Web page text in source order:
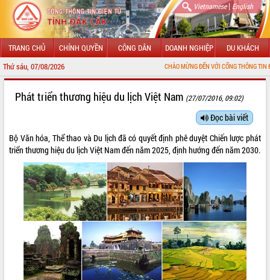
Vietnamese| English
TRANG CHỦ CHÍNH QUYỀN CÔNG DÂN DOANH NGHIỆP DU KHÁCH
Thứ sáu, 07/08/2026 CHÀO MỪNG ĐẾN VỚI CỔNG THÔNG TIN ĐIỆN TỬ TỈNH
TIN TỨC SỰ KIỆN
SỞ, BAN, NGÀNH
UBND CÁC XÃ, PHƯỜNG
THÔNG TIN CHỈ ĐẠO ĐIỀU HÀNH
HỆ THỐNG VĂN BẢN
VĂN BẢN HĐND TỈNH
Phát triển thương hiệu du lịch Việt Nam (27/07/2016, 09:02)
Đọc bài viết
Bộ Văn hóa, Thể thao và Du lịch đã có quyết định phê duyệt Chiến lược phát
triển thương hiệu du lịch Việt Nam đến năm 2025, định hướng đến năm 2030.